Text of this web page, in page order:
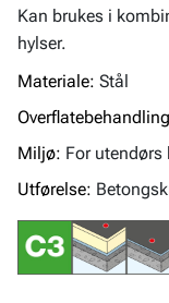
Kan brukes i
hylser.
Materiale: Stål
Miljø: For utendørs
Utførelse: